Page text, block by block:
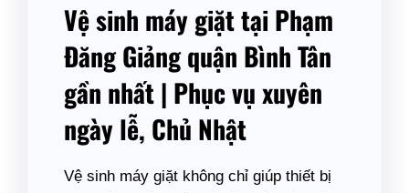
Vệ sinh máy giặt tại Phạm
Đăng Giảng quận Bình Tân
gần nhất | Phục vụ xuyên
ngày lễ, Chủ Nhật
Vệ sinh máy giặt không chỉ giúp thiết bị